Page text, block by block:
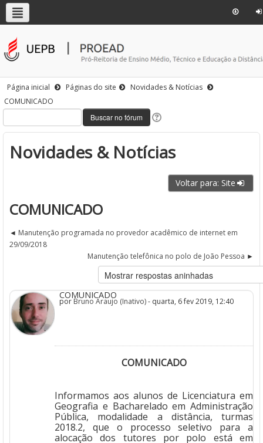
Página inicial Páginas do site
Novidades & Notícias
COMUNICADO
Novidades & Notícias
Voltar para: Site
COMUNICADO
Manutenção programada no provedor acadêmico de internet em
29/09/2018
Manutenção telefônica no polo de João Pessoa
COMUNICADO
porBruno Araujo (Inativo)- quarta, 6 fev 2019, 12:40
COMUNICADO
Informamos aos alunos de Licenciatura em
Geografia e Bacharelado em Administração
Pública, modalidade a distância, turmas
2018.2, que o processo seletivo para a
alocação dos tutores por polo está em